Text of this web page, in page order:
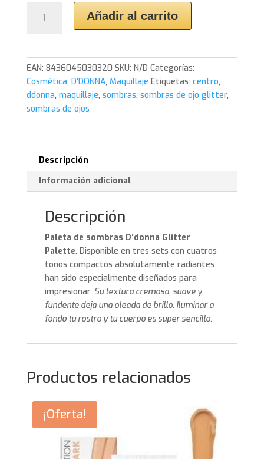
Sombra
Glitter.
D'DONNA
cantidad
Añadir al carrito
EAN: 8436045030320 SKU: N/D Categorías:
Cosmética, D’DONNA, Maquillaje Etiquetas: centro,
ddonna, maquillaje, sombras, sombras de ojo glitter,
sombras de ojos
Descripción
Información adicional
Descripción
Paleta de sombras D’donna Glitter
Palette. Disponible en tres sets con cuatros
tonos compactos absolutamente radiantes
han sido especialmente diseñados para
impresionar. Su textura cremosa, suave y
fundente deja una oleada de brillo. Iluminar a
fondo tu rostro y tu cuerpo es super sencillo.
Productos relacionados
¡Oferta!